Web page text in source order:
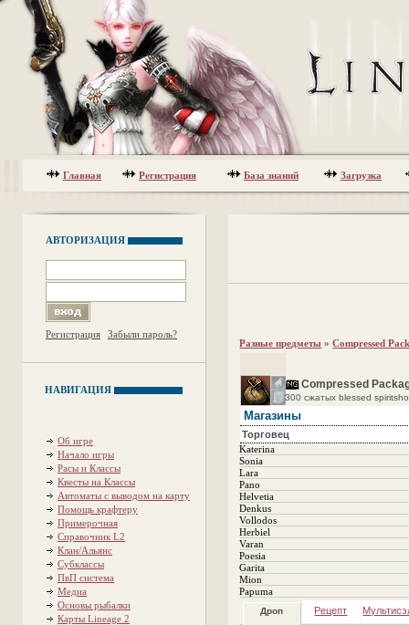
Главная Регистрация База знаний Загрузка
АВТОРИЗАЦИЯ
Регистрация Забыли пароль?
НАВИГАЦИЯ
Об игре
Начало игры
Расы и Классы
Квесты на Классы
Автоматы с выводом на карту
Помощь крафтеру
Примерочная
Справочник L2
Клан/Альянс
Субклассы
ПвП система
Медиа
Основы рыбалки
Карты Lineage 2
Разные предметы »Compressed
Compressed
300 сжатых blessed
Магазины
Торговец
Katerina
Sonia
Lara
Pano
Helvetia
Denkus
Vollodos
Herbiel
Varan
Poesia
Garita
Mion
Papuma
Дроп Рецепт